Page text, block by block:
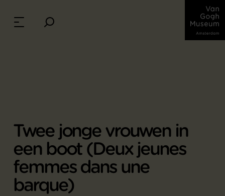
Twee jonge vrouwen in
een boot (Deux jeunes
femmes dans une
barque)